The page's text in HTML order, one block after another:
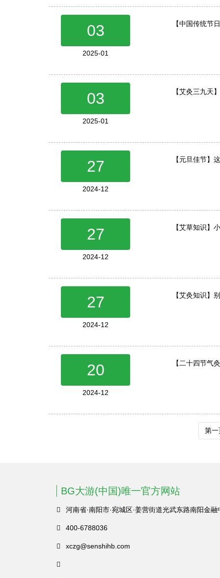
03
2025-01
【中国传统节
03
2025-01
【艾灸三九天
27
2024-12
【元旦佳节】
27
2024-12
【艾草知识】
27
2024-12
【艾灸知识】
20
2024-12
【二十四节气
第一
BG大游(中国)唯一官方网站
河南省·南阳市·宛城区·姜营街道光武东路南阳金
400-6788036
xczg@senshihb.com